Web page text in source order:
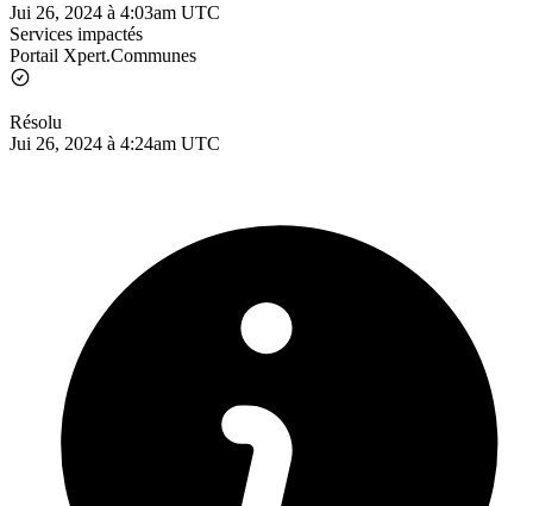
Jui 26, 2024 à 4:03am UTC
Services impactés
Portail Xpert.Communes
Résolu
Jui 26, 2024 à 4:24am UTC